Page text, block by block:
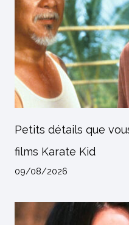
Petits détails que
films Karate Kid
09/08/2026